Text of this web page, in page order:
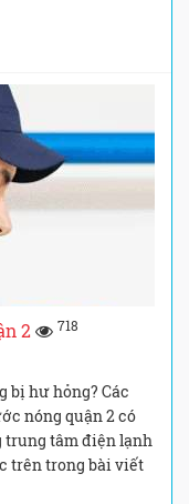
2 718
bị hư hỏng? Các
nóng quận 2 có
trung tâm điện lạnh
trên trong bài viết